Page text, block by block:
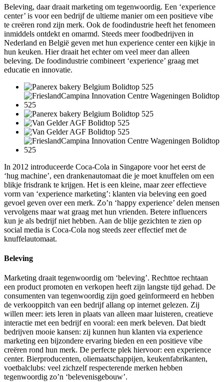
Beleving, daar draait marketing om tegenwoordig. Een ‘experience
center’ is voor een bedrijf de ultieme manier om een positieve vibe
te creëren rond zijn merk. Ook de foodindustrie heeft het fenomeen
inmiddels ontdekt en omarmd. Steeds meer foodbedrijven in
Nederland en België geven met hun experience center een kijkje in
hun keuken. Hier draait het echter om veel meer dan alleen
beleving. De foodindustrie combineert ‘experience’ graag met
educatie en innovatie.
In 2012 introduceerde Coca-Cola in Singapore voor het eerst de
‘hug machine’, een drankenautomaat die je moet knuffelen om een
blikje frisdrank te krijgen. Het is een kleine, maar zeer effectieve
vorm van ‘experience marketing’: klanten via beleving een goed
gevoel geven over een merk. Zo’n ‘happy experience’ delen mensen
vervolgens maar wat graag met hun vrienden. Betere influencers
kun je als bedrijf niet hebben. Aan de blije gezichten te zien op
social media is Coca-Cola nog steeds zeer effectief met de
knuffelautomaat.
Beleving
Marketing draait tegenwoordig om ‘beleving’. Rechttoe rechtaan
een product promoten en verkopen heeft zijn langste tijd gehad. De
consumenten van tegenwoordig zijn goed geïnformeerd en hebben
de verkooppitch van een bedrijf allang op internet gelezen. Zij
willen meer: iets leren in plaats van alleen maar luisteren, creatieve
interactie met een bedrijf en vooral: een merk beleven. Dat biedt
bedrijven mooie kansen: zij kunnen hun klanten via experience
marketing een bijzondere ervaring bieden en een positieve vibe
creëren rond hun merk. De perfecte plek hiervoor: een experience
center. Bierproducenten, oliemaatschappijen, keukenfabrikanten,
voetbalclubs: veel zichzelf respecterende merken hebben
tegenwoordig zo’n ‘belevenisgebouw’.